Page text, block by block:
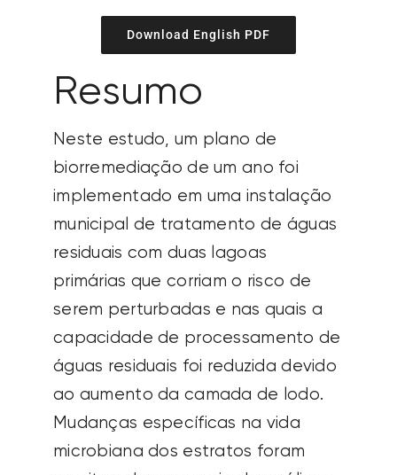
Download English PDF
Resumo
Neste estudo, um plano de
biorremediação de um ano foi
implementado em uma instalação
municipal de tratamento de águas
residuais com duas lagoas
primárias que corriam o risco de
serem perturbadas e nas quais a
capacidade de processamento de
águas residuais foi reduzida devido
ao aumento da camada de lodo.
Mudanças específicas na vida
microbiana dos estratos foram